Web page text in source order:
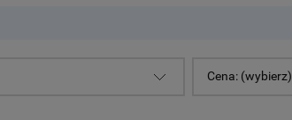
Cena: (wybierz)